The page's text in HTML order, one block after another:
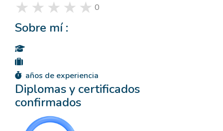
0
Sobre mí :
años de experiencia
Diplomas y certificados
confirmados